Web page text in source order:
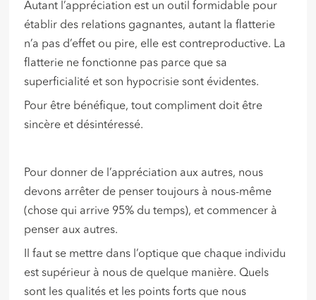
Autant l’appréciation est un outil formidable pour
établir des relations gagnantes, autant la flatterie
n’a pas d’effet ou pire, elle est contreproductive. La
flatterie ne fonctionne pas parce que sa
superficialité et son hypocrisie sont évidentes.
Pour être bénéfique, tout compliment doit être
sincère et désintéressé.
Pour donner de l’appréciation aux autres, nous
devons arrêter de penser toujours à nous-même
(chose qui arrive 95% du temps), et commencer à
penser aux autres.
Il faut se mettre dans l’optique que chaque individu
est supérieur à nous de quelque manière. Quels
sont les qualités et les points forts que nous